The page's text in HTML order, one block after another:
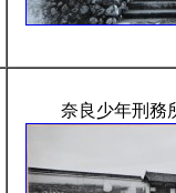
奈良少年刑務